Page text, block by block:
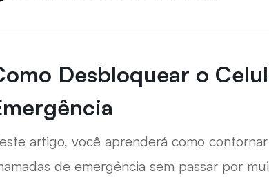
Desbloquear o
artigo, você aprenderá como
de emergência sem passar por